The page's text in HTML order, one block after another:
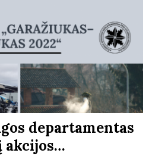
departamentas
akcijos…